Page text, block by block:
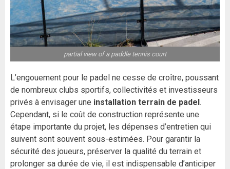
partial view of a paddle tennis court
L’engouement pour le padel ne cesse de croître, poussant
de nombreux clubs sportifs, collectivités et investisseurs
privés à envisager une installation terrain de padel.
Cependant, si le coût de construction représente une
étape importante du projet, les dépenses d’entretien qui
suivent sont souvent sous-estimées. Pour garantir la
sécurité des joueurs, préserver la qualité du terrain et
prolonger sa durée de vie, il est indispensable d’anticiper